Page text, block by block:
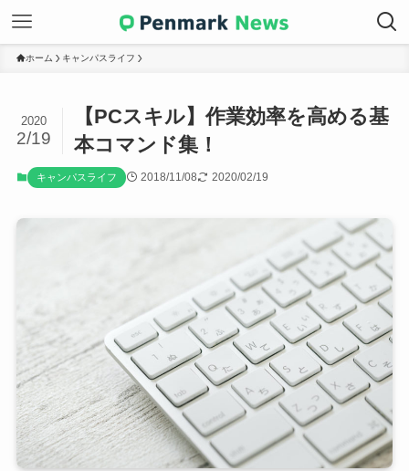
ホーム キャンパスライフ
【PCスキル】作業効率を高める基
本コマンド集！
2020
2/19
キャンパスライフ 2018/11/08 2020/02/19